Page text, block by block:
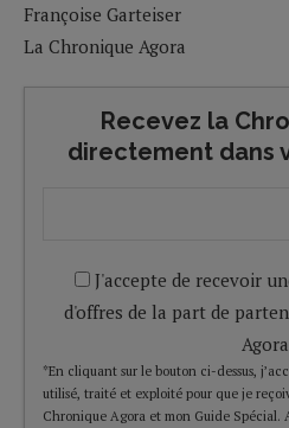
Françoise Garteiser
La Chronique Agora
Recevez la
directement dans
J'accepte de recevoir
d'offres de la part de
Agora
*En cliquant sur le bouton ci-dessus,
utilisé, traité et exploité pour que je
Chronique Agora et mon Guide Spécial.